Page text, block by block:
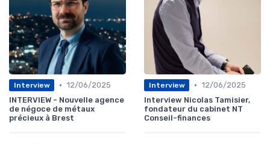
Interview • 12/06/2025
INTERVIEW - Nouvelle agence
de négoce de métaux
précieux à Brest
Interview • 12/06/2025
Interview Nicolas Tamisier,
fondateur du cabinet NT
Conseil-finances